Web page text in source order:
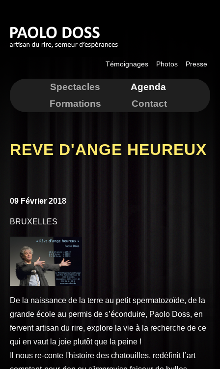
Aller au
contenu
Témoignages Photos Presse
Spectacles
Agenda
Formations
Contact
REVE D'ANGE HEUREUX
09 Février 2018
BRUXELLES
De la naissance de la terre au petit spermatozoïde, de la
grande école au permis de s’éconduire, Paolo Doss, en
fervent artisan du rire, explore la vie à la recherche de ce
qui en vaut la joie plutôt que la peine !
Il nous re-conte l'histoire des chatouilles, redéfinit l’art